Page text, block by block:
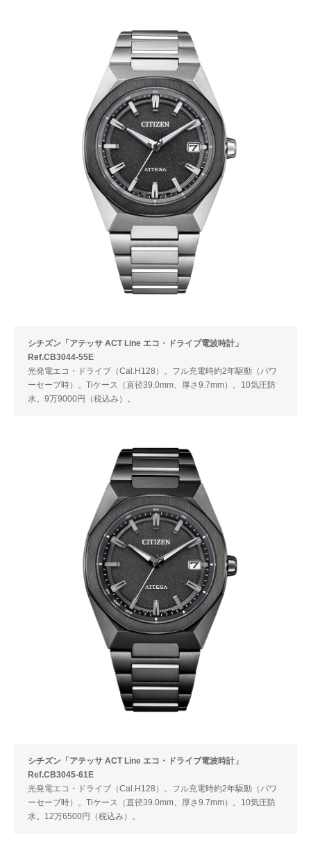
シチズン「アテッサ ACT Line エコ・ドライブ電波時計」
Ref.CB3044-55E
光発電エコ・ドライブ（Cal.H128）。フル充電時約2年駆動（パワ
ーセーブ時）。Tiケース（直径39.0mm、厚さ9.7mm）。10気圧防
水。9万9000円（税込み）。
シチズン「アテッサ ACT Line エコ・ドライブ電波時計」
Ref.CB3045-61E
光発電エコ・ドライブ（Cal.H128）。フル充電時約2年駆動（パワ
ーセーブ時）。Tiケース（直径39.0mm、厚さ9.7mm）。10気圧防
水。12万6500円（税込み）。